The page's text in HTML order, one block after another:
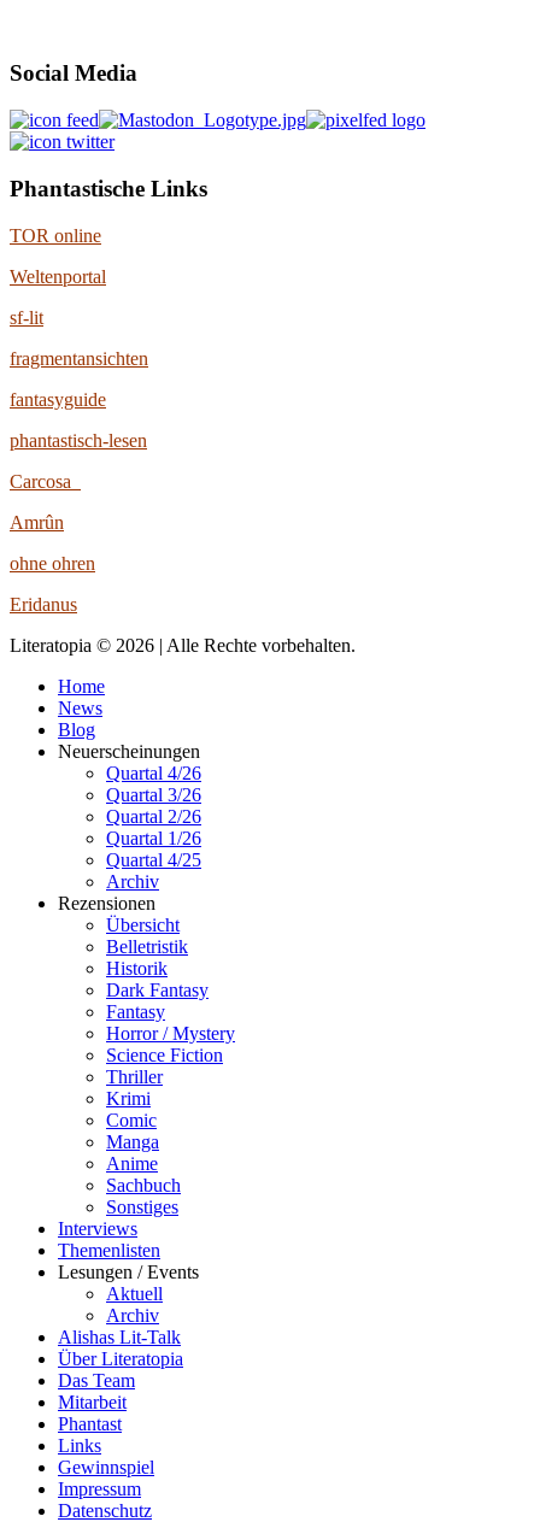
Social Media
Phantastische Links
TOR online
Weltenportal
sf-lit
fragmentansichten
fantasyguide
phantastisch-lesen
Carcosa
Amrûn
ohne ohren
Eridanus
Literatopia © 2026 | Alle Rechte vorbehalten.
Home
News
Blog
Neuerscheinungen
Quartal 4/26
Quartal 3/26
Quartal 2/26
Quartal 1/26
Quartal 4/25
Archiv
Rezensionen
Übersicht
Belletristik
Historik
Dark Fantasy
Fantasy
Horror / Mystery
Science Fiction
Thriller
Krimi
Comic
Manga
Anime
Sachbuch
Sonstiges
Interviews
Themenlisten
Lesungen / Events
Aktuell
Archiv
Alishas Lit-Talk
Über Literatopia
Das Team
Mitarbeit
Phantast
Links
Gewinnspiel
Impressum
Datenschutz